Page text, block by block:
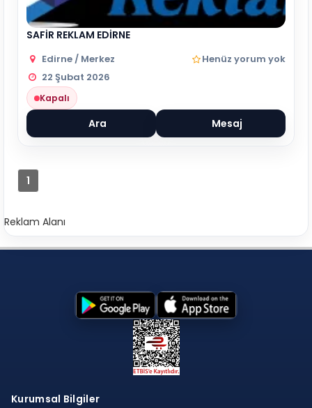
SAFİR REKLAM EDİRNE
Edirne / Merkez
Henüz yorum yok
22 Şubat 2026
Kapalı
Ara Mesaj
1
Reklam Alanı
Kurumsal Bilgiler